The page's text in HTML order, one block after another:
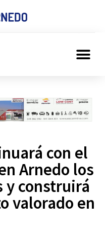
con el
Arnedo los
y construirá
valorado en